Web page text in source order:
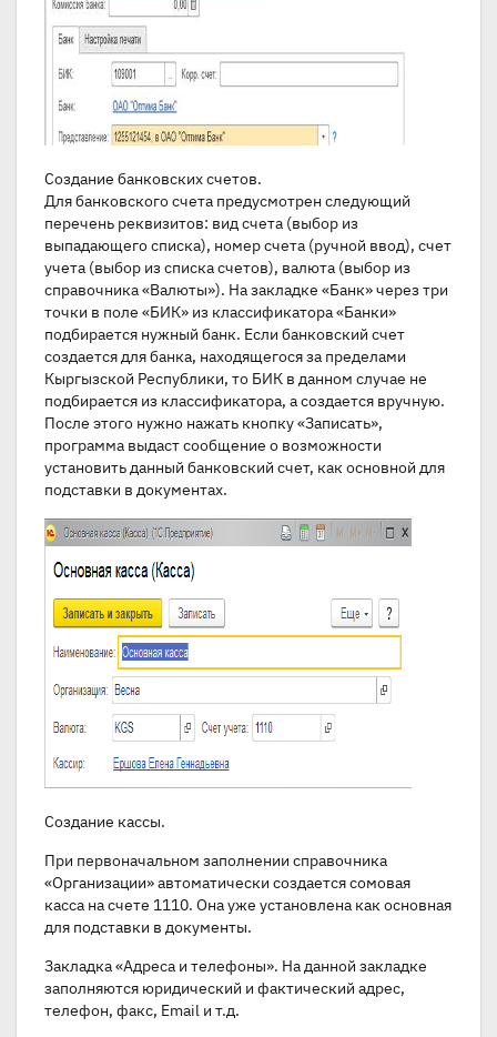
Создание банковских счетов.
Для банковского счета предусмотрен следующий
перечень реквизитов: вид счета (выбор из
выпадающего списка), номер счета (ручной ввод), счет
учета (выбор из списка счетов), валюта (выбор из
справочника «Валюты»). На закладке «Банк» через три
точки в поле «БИК» из классификатора «Банки»
подбирается нужный банк. Если банковский счет
создается для банка, находящегося за пределами
Кыргызской Республики, то БИК в данном случае не
подбирается из классификатора, а создается вручную.
После этого нужно нажать кнопку «Записать»,
программа выдаст сообщение о возможности
установить данный банковский счет, как основной для
подставки в документах.
Создание кассы.
При первоначальном заполнении справочника
«Организации» автоматически создается сомовая
касса на счете 1110. Она уже установлена как основная
для подставки в документы.
Закладка «Адреса и телефоны». На данной закладке
заполняются юридический и фактический адрес,
телефон, факс, Email и т.д.